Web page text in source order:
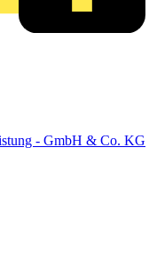
- GmbH & Co. KG